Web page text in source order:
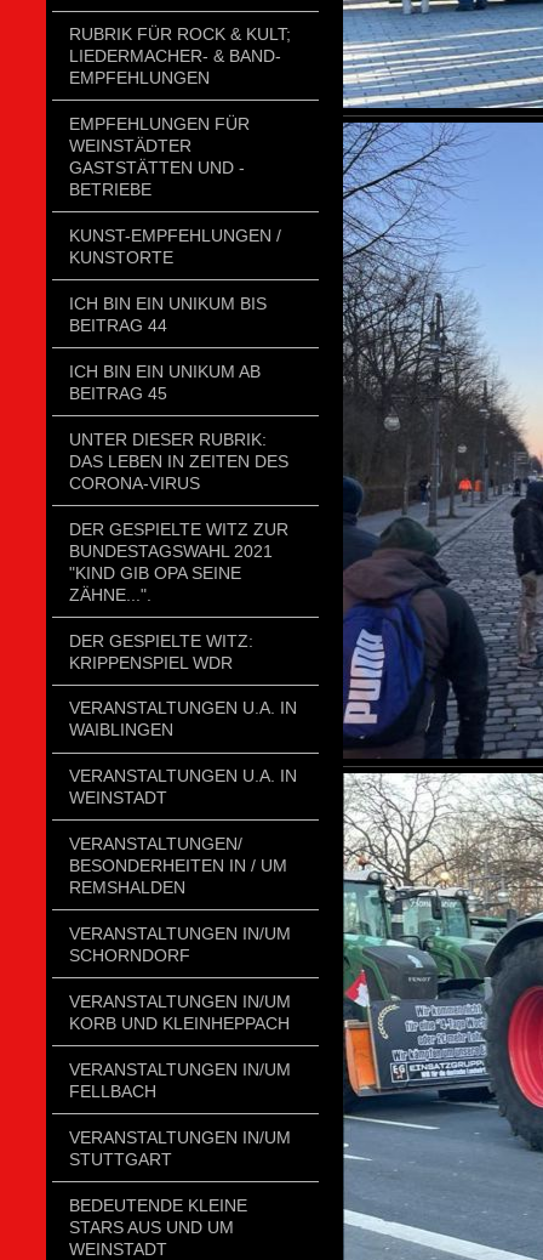
RUBRIK FÜR ROCK & KULT;
LIEDERMACHER- & BAND-
EMPFEHLUNGEN
EMPFEHLUNGEN FÜR
WEINSTÄDTER
GASTSTÄTTEN UND -
BETRIEBE
KUNST-EMPFEHLUNGEN /
KUNSTORTE
ICH BIN EIN UNIKUM BIS
BEITRAG 44
ICH BIN EIN UNIKUM AB
BEITRAG 45
UNTER DIESER RUBRIK:
DAS LEBEN IN ZEITEN DES
CORONA-VIRUS
DER GESPIELTE WITZ ZUR
BUNDESTAGSWAHL 2021
"KIND GIB OPA SEINE
ZÄHNE...".
DER GESPIELTE WITZ:
KRIPPENSPIEL WDR
VERANSTALTUNGEN U.A. IN
WAIBLINGEN
VERANSTALTUNGEN U.A. IN
WEINSTADT
VERANSTALTUNGEN/
BESONDERHEITEN IN / UM
REMSHALDEN
VERANSTALTUNGEN IN/UM
SCHORNDORF
VERANSTALTUNGEN IN/UM
KORB UND KLEINHEPPACH
VERANSTALTUNGEN IN/UM
FELLBACH
VERANSTALTUNGEN IN/UM
STUTTGART
BEDEUTENDE KLEINE
STARS AUS UND UM
WEINSTADT